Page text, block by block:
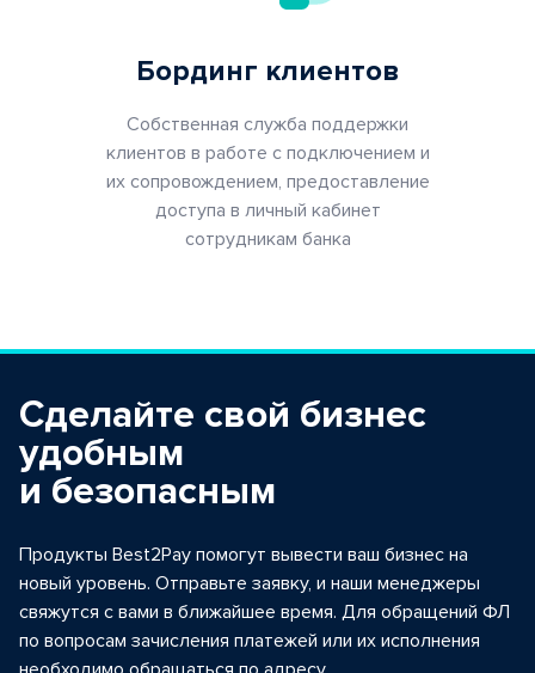
Бординг клиентов
Собственная служба поддержки
клиентов в работе с подключением и
их сопровождением, предоставление
доступа в личный кабинет
сотрудникам банка
Сделайте свой бизнес
удобным
и безопасным
Продукты Best2Pay помогут вывести ваш бизнес на
новый уровень. Отправьте заявку, и наши менеджеры
свяжутся с вами в ближайшее время. Для обращений ФЛ
по вопросам зачисления платежей или их исполнения